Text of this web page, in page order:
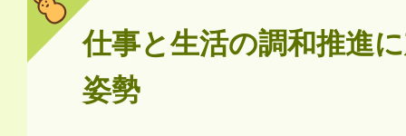
仕事と生活の調和推進
姿勢